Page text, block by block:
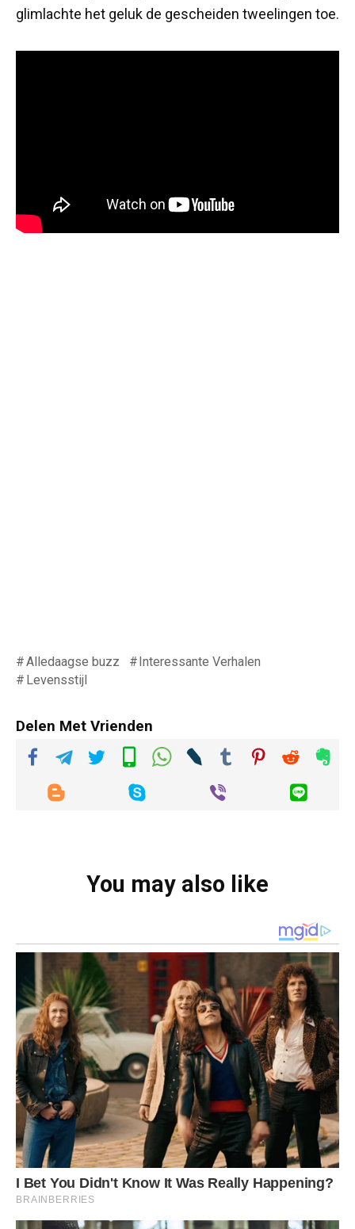
glimlachte het geluk de gescheiden tweelingen toe.
Alledaagse buzz
Interessante Verhalen
Levensstijl
Delen Met Vrienden
You may also like